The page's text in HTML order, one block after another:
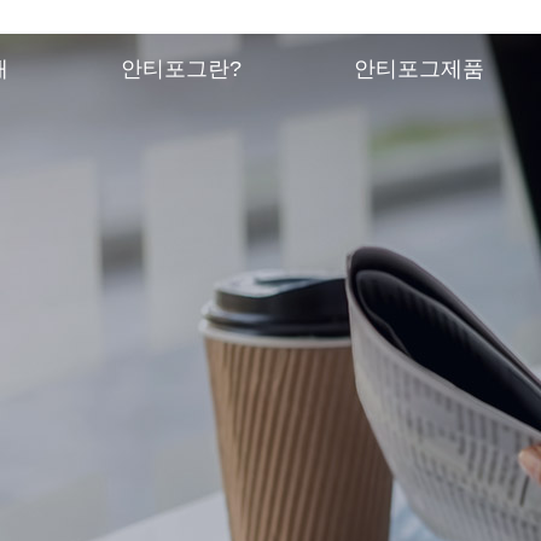
안티포그란? 안티포그제품